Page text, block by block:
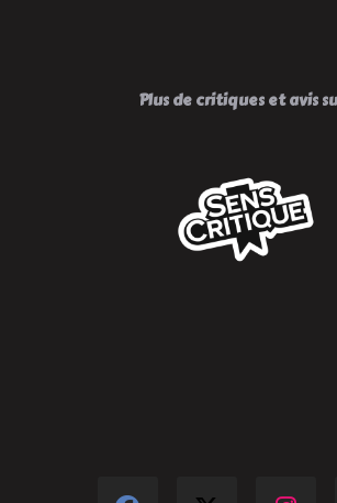
Plus de critiques et avis